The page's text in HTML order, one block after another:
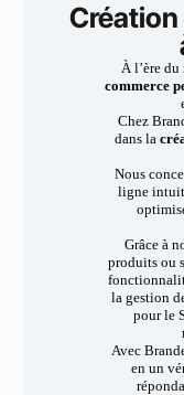
À l’ère du
commerce
Chez
dans la
Nous
ligne
Grâce à
produits ou
la gestion
pour le
Avec
en un